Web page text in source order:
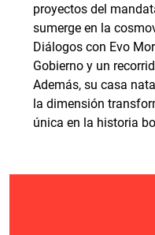
proyectos del
sumerge en la
Diálogos con Evo
Gobierno y un
Además, su casa
la dimensión
única en la historia